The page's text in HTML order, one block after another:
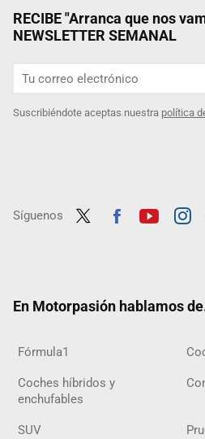
RECIBE "Arranca que nos
NEWSLETTER SEMANAL
Suscribiéndote aceptas nuestra política
Síguenos
En Motorpasión hablamos
Fórmula1
Coches híbridos y
enchufables
SUV